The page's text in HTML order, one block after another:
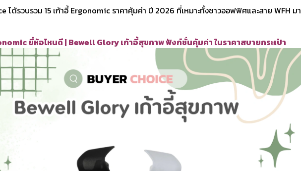
ได้รวบรวม 15 เก้าอี้ Ergonomic ราคาคุ้มค่า ปี 2026 ที่เหมาะทั้งชาวออฟฟิศและสาย WFH มา
ยี่ห้อไหนดี | Bewell Glory เก้าอี้สุขภาพ ฟังก์ชั่นคุ้มค่า ในราคาสบายกระเป๋า